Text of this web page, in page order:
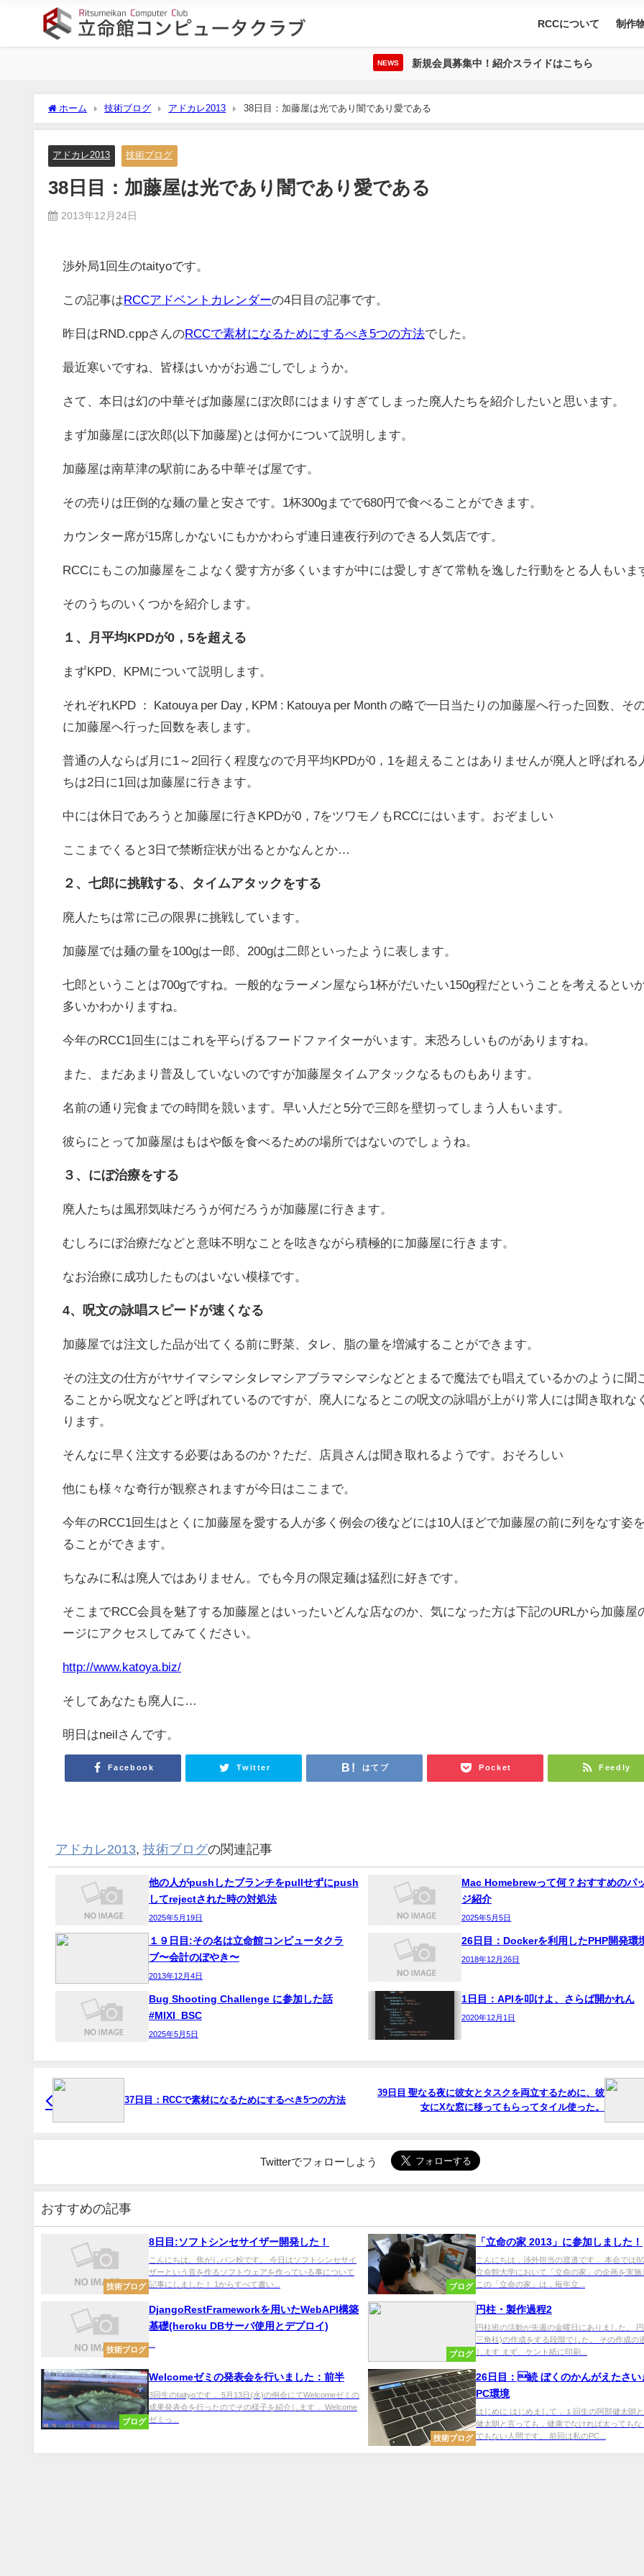
RCCについて 制作
NEWS 新規会員募集中！紹介スライドはこちら
ホーム 技術ブログ アドカレ2013 38日目：加藤屋は光であり闇であり愛である
アドカレ2013 技術ブログ
38日目：加藤屋は光であり闇であり愛である
2013年12月24日
渉外局1回生のtaityoです。
この記事はRCCアドベントカレンダーの4日目の記事です。
昨日はRND.cppさんのRCCで素材になるためにするべき5つの方法でした。
最近寒いですね、皆様はいかがお過ごしでしょうか。
さて、本日は幻の中華そば加藤屋にぼ次郎にはまりすぎてしまった廃人たちを紹介したいと思います。
まず加藤屋にぼ次郎(以下加藤屋)とは何かについて説明します。
加藤屋は南草津の駅前にある中華そば屋です。
その売りは圧倒的な麺の量と安さです。1杯300gまでで680円で食べることができます。
カウンター席が15席しかないにもかかわらず連日連夜行列のできる人気店です。
RCCにもこの加藤屋をこよなく愛す方が多くいますが中には愛しすぎて常軌を逸した行動をとる人もいま
そのうちのいくつかを紹介します。
１、月平均KPDが0，5を超える
まずKPD、KPMについて説明します。
それぞれKPD ： Katouya per Day , KPM : Katouya per Month の略で一日当たりの加藤屋へ行った回数、そ
に加藤屋へ行った回数を表します。
普通の人ならば月に1～2回行く程度なので月平均KPDが0，1を超えることはありませんが廃人と呼ばれる
ちは2日に1回は加藤屋に行きます。
中には休日であろうと加藤屋に行きKPDが0，7をツワモノもRCCにはいます。おぞましい
ここまでくると3日で禁断症状が出るとかなんとか…
２、七郎に挑戦する、タイムアタックをする
廃人たちは常に己の限界に挑戦しています。
加藤屋では麺の量を100gは一郎、200gは二郎といったように表します。
七郎ということは700gですね。一般的なラーメン屋なら1杯がだいたい150g程だということを考えるとい
多いかわかりますね。
今年のRCC1回生にはこれを平らげるフードファイターがいます。末恐ろしいものがありますね。
また、まだあまり普及していないのですが加藤屋タイムアタックなるものもあります。
名前の通り完食までの時間を競います。早い人だと5分で三郎を壁切ってしまう人もいます。
彼らにとって加藤屋はもはや飯を食べるための場所ではないのでしょうね。
３、にぼ治療をする
廃人たちは風邪気味だろうが何だろうが加藤屋に行きます。
むしろにぼ治療だなどと意味不明なことを呟きながら積極的に加藤屋に行きます。
なお治療に成功したものはいない模様です。
4、呪文の詠唱スピードが速くなる
加藤屋では注文した品が出てくる前に野菜、タレ、脂の量を増減することができます。
その注文の仕方がヤサイマシマシタレマシアブラマシマシなどとまるで魔法でも唱えているかのように聞
ることから呪文などと呼ばれているのですが、廃人になるとこの呪文の詠唱が上がり常人には聞き取れな
ります。
そんなに早く注文する必要はあるのか？ただ、店員さんは聞き取れるようです。おそろしい
他にも様々な奇行が観察されますが今日はここまで。
今年のRCC1回生はとくに加藤屋を愛する人が多く例会の後などには10人ほどで加藤屋の前に列をなす姿
ることができます。
ちなみに私は廃人ではありません。でも今月の限定麺は猛烈に好きです。
そこまでRCC会員を魅了する加藤屋とはいったいどんな店なのか、気になった方は下記のURLから加藤屋
ージにアクセスしてみてください。
http://www.katoya.biz/
そしてあなたも廃人に…
明日はneilさんです。
Facebook Twitter はてブ Pocket Feedly
アドカレ2013, 技術ブログの関連記事
他の人がpushしたブランチをpullせずにpush
してrejectされた時の対処法
2025年5月19日
Mac Homebrewって何？おすすめのパ
ジ紹介
2025年5月5日
１９日目:その名は立命館コンピュータクラ
ブ〜会計のぼやき〜
2013年12月4日
26日目：Dockerを利用したPHP開発環
2018年12月26日
Bug Shooting Challenge に参加した話
#MIXI_BSC
2025年5月5日
1日目：APIを叩けよ、さらば開かれん
2020年12月1日
37日目：RCCで素材になるためにするべき5つの方法
39日目 聖なる夜に彼女とタスクを両立するために、彼
女にXな窓に移ってもらってタイル使った。
Twitterでフォローしよう
おすすめの記事
技術ブログ
8日目:ソフトシンセサイザー開発した！
こんにちは。焦がしパン粉です。 今日はソフトシンセサイ
ザーという音を作るソフトウェアを作っている事について
記事にしました！ 1からすべて書い...
ブログ
「立命の家 2013」に参加しました！
こんにちは．渉外担当の渡邉です． 本会では
立命館大学において「立命の家」の企画を実施
この「立命の家」は，毎年立...
技術ブログ
DjangoRestFrameworkを用いたWebAPI構築
基礎(heroku DBサーバ使用とデプロイ)
ブログ
円柱・製作過程2
円柱班の活動が先週の金曜日にありました。
三角柱)の作成をする段階でした。 その作成の
します まず、ケント紙に印刷...
ブログ
Welcomeゼミの発表会を行いました：前半
3回生のtaityoです． 5月13日(水)の例会にてWelcomeゼミの
成果発表会を行ったのでその様子を紹介します． Welcome
ゼミっ...
技術ブログ
26日目：続 ぼくのかんがえたさい
PC環境
はじめに はじめまして，１回生の阿部健太朗
健太朗と言っても，健康でなければ太ってもな
でもない人間です。 前回は私のPC...